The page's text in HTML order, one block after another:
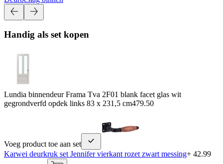
Handig als set kopen
Lundia binnendeur Frama Tva 2F01 blank facet glas wit
gegrondverfd opdek links 83 x 231,5 cm479.50
Voeg product toe aan set
Karwei deurkruk set Jennifer vierkant rozet zwart messing+ 42.99